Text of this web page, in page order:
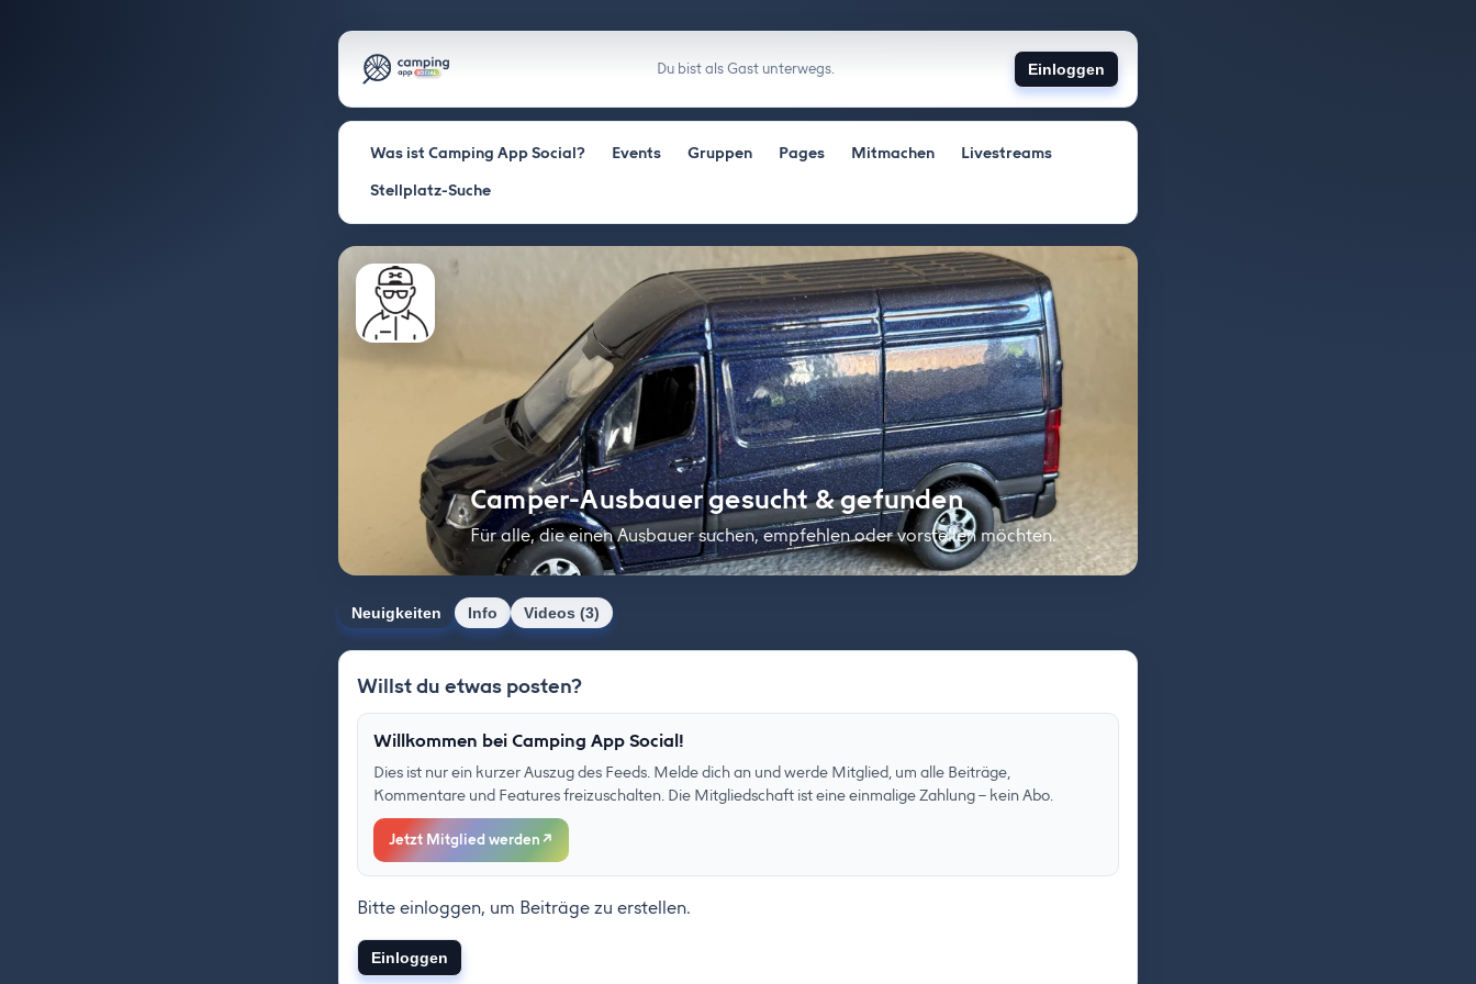
Du bist als Gast unterwegs. Einloggen
Was ist Camping App Social? Events Gruppen Pages Mitmachen
Livestreams
Stellplatz-Suche
Camper-Ausbauer gesucht & gefunden
Für alle, die einen Ausbauer suchen, empfehlen oder vorstellen möchten.
Neuigkeiten Info Videos (3)
Willst du etwas posten?
Willkommen bei Camping App Social!
Dies ist nur ein kurzer Auszug des Feeds. Melde dich an und werde Mitglied, um alle Beiträge,
Kommentare und Features freizuschalten. Die Mitgliedschaft ist eine einmalige Zahlung – kein Abo.
Jetzt Mitglied werden ↗
Bitte einloggen, um Beiträge zu erstellen.
Einloggen